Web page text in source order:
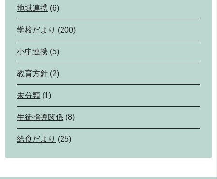
地域連携 (6)
学校だより (200)
小中連携 (5)
教育方針 (2)
未分類 (1)
生徒指導関係 (8)
給食だより (25)